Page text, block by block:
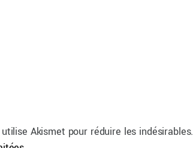
Akismet pour réduire les indésirables.